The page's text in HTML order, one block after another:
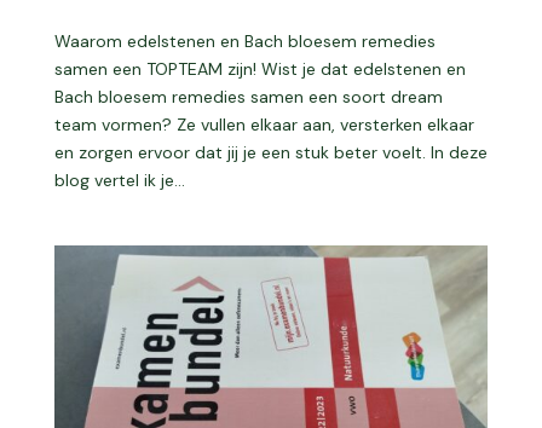
Waarom edelstenen en Bach bloesem remedies
samen een TOPTEAM zijn! Wist je dat edelstenen en
Bach bloesem remedies samen een soort dream
team vormen? Ze vullen elkaar aan, versterken elkaar
en zorgen ervoor dat jij je een stuk beter voelt. In deze
blog vertel ik je...